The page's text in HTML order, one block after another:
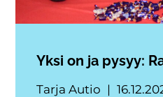
Yksi on ja pysyy:
Tarja Autio